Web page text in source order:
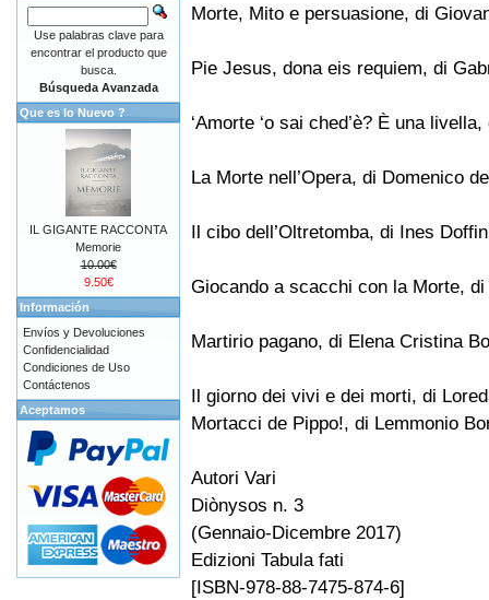
Morte, Mito e persuasione, di
Pie Jesus, dona eis requiem, di
‘Amorte ‘o sai ched’è? È una
La Morte nell’Opera, di Domenico
Il cibo dell’Oltretomba, di Ines
Giocando a scacchi con la Morte, di
Martirio pagano, di Elena Cristina
Il giorno dei vivi e dei morti, di
Mortacci de Pippo!, di Lemmonio
Autori Vari
Diònysos n. 3
(Gennaio-Dicembre 2017)
Edizioni Tabula fati
[ISBN-978-88-7475-874-6]
Use palabras clave para
encontrar el producto que
busca.
Búsqueda Avanzada
Que es lo Nuevo ?
IL GIGANTE RACCONTA
Memorie
10.00€
9.50€
Información
Envíos y Devoluciones
Confidencialidad
Condiciones de Uso
Contáctenos
Aceptamos